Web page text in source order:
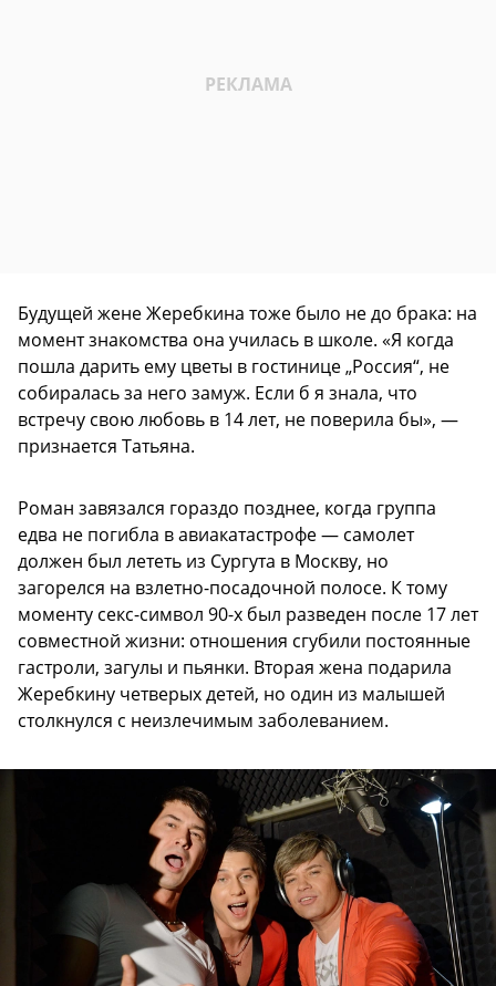
Будущей жене Жеребкина тоже было не до брака: на
момент знакомства она училась в школе. «Я когда
пошла дарить ему цветы в гостинице „Россия“, не
собиралась за него замуж. Если б я знала, что
встречу свою любовь в 14 лет, не поверила бы», —
признается Татьяна.
Роман завязался гораздо позднее, когда группа
едва не погибла в авиакатастрофе — самолет
должен был лететь из Сургута в Москву, но
загорелся на взлетно-посадочной полосе. К тому
моменту секс-символ 90-х был разведен после 17 лет
совместной жизни: отношения сгубили постоянные
гастроли, загулы и пьянки. Вторая жена подарила
Жеребкину четверых детей, но один из малышей
столкнулся с неизлечимым заболеванием.